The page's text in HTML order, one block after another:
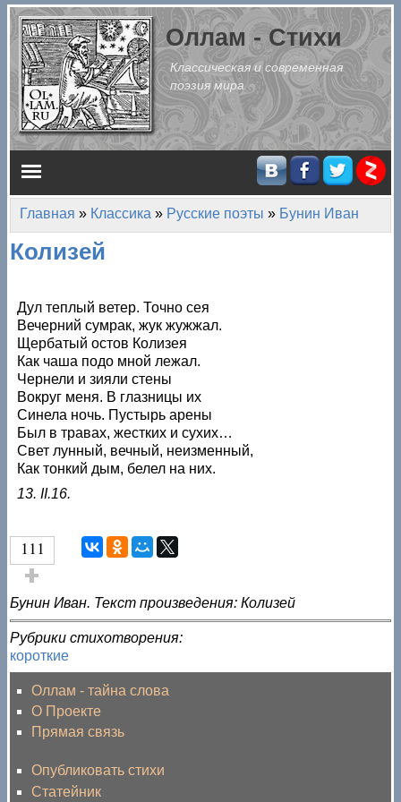
Перейти к основному содержанию
Оллам - Стихи
Классическая и современная
поэзия мира
Главное меню
Вы здесь
Главная » Классика » Русские поэты » Бунин Иван
Колизей
Дул теплый ветер. Точно сея
Вечерний сумрак, жук жужжал.
Щербатый остов Колизея
Как чаша подо мной лежал.
Чернели и зияли стены
Вокруг меня. В глазницы их
Синела ночь. Пустырь арены
Был в травах, жестких и сухих…
Свет лунный, вечный, неизменный,
Как тонкий дым, белел на них.
13. II.16.
111
Голос за!
Бунин Иван. Текст произведения: Колизей
Рубрики стихотворения:
короткие
Оллам - тайна слова
О Проекте
Прямая связь
Опубликовать стихи
Статейник